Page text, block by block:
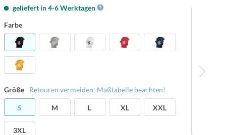
geliefert in 4-6 Werktagen
Farbe
Größe Retouren vermeiden: Maßtabelle beachten!
S M L XL XXL
3XL